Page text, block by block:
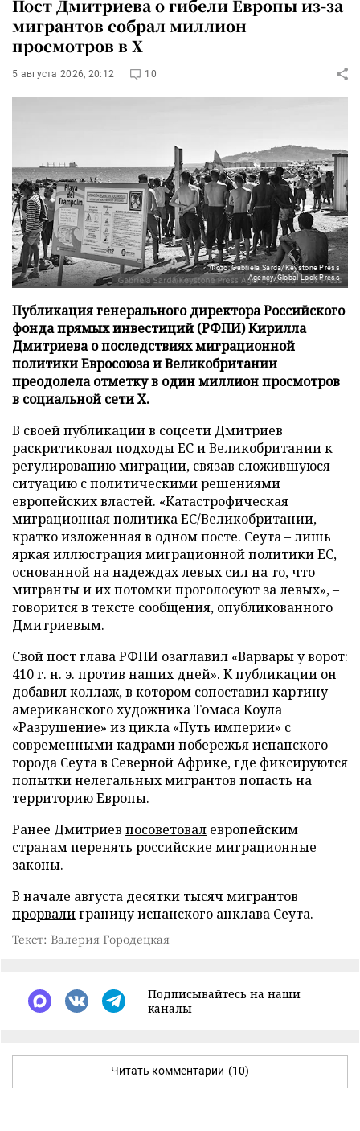
Пост Дмитриева о гибели Европы из-за
мигрантов собрал миллион
просмотров в X
5 августа 2026, 20:12 10
Фото: Gabriela Sarda/Keystone Press
Agency/Global Look Press
Публикация генерального директора Российского
фонда прямых инвестиций (РФПИ) Кирилла
Дмитриева о последствиях миграционной
политики Евросоюза и Великобритании
преодолела отметку в один миллион просмотров
в социальной сети X.
В своей публикации в соцсети Дмитриев
раскритиковал подходы ЕС и Великобритании к
регулированию миграции, связав сложившуюся
ситуацию с политическими решениями
европейских властей. «Катастрофическая
миграционная политика ЕС/Великобритании,
кратко изложенная в одном посте. Сеута – лишь
яркая иллюстрация миграционной политики ЕС,
основанной на надеждах левых сил на то, что
мигранты и их потомки проголосуют за левых», –
говорится в тексте сообщения, опубликованного
Дмитриевым.
Свой пост глава РФПИ озаглавил «Варвары у ворот:
410 г. н. э. против наших дней». К публикации он
добавил коллаж, в котором сопоставил картину
американского художника Томаса Коула
«Разрушение» из цикла «Путь империи» с
современными кадрами побережья испанского
города Сеута в Северной Африке, где фиксируются
попытки нелегальных мигрантов попасть на
территорию Европы.
Ранее Дмитриев посоветовал европейским
странам перенять российские миграционные
законы.
В начале августа десятки тысяч мигрантов
прорвалиграницу испанского анклава Сеута.
Текст: Валерия Городецкая
Подписывайтесь на наши
каналы
Читать комментарии (10)